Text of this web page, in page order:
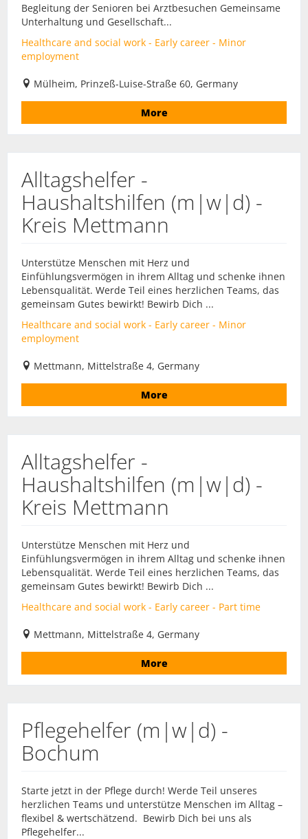
Begleitung der Senioren bei Arztbesuchen Gemeinsame
Unterhaltung und Gesellschaft...
Healthcare and social work - Early career - Minor
employment
Mülheim, Prinzeß-Luise-Straße 60, Germany
More
Alltagshelfer -
Haushaltshilfen (m|w|d) -
Kreis Mettmann
Unterstütze Menschen mit Herz und
Einfühlungsvermögen in ihrem Alltag und schenke ihnen
Lebensqualität. Werde Teil eines herzlichen Teams, das
gemeinsam Gutes bewirkt! Bewirb Dich ...
Healthcare and social work - Early career - Minor
employment
Mettmann, Mittelstraße 4, Germany
More
Alltagshelfer -
Haushaltshilfen (m|w|d) -
Kreis Mettmann
Unterstütze Menschen mit Herz und
Einfühlungsvermögen in ihrem Alltag und schenke ihnen
Lebensqualität. Werde Teil eines herzlichen Teams, das
gemeinsam Gutes bewirkt! Bewirb Dich ...
Healthcare and social work - Early career - Part time
Mettmann, Mittelstraße 4, Germany
More
Pflegehelfer (m|w|d) -
Bochum
Starte jetzt in der Pflege durch! Werde Teil unseres
herzlichen Teams und unterstütze Menschen im Alltag –
flexibel & wertschätzend. Bewirb Dich bei uns als
Pflegehelfer...